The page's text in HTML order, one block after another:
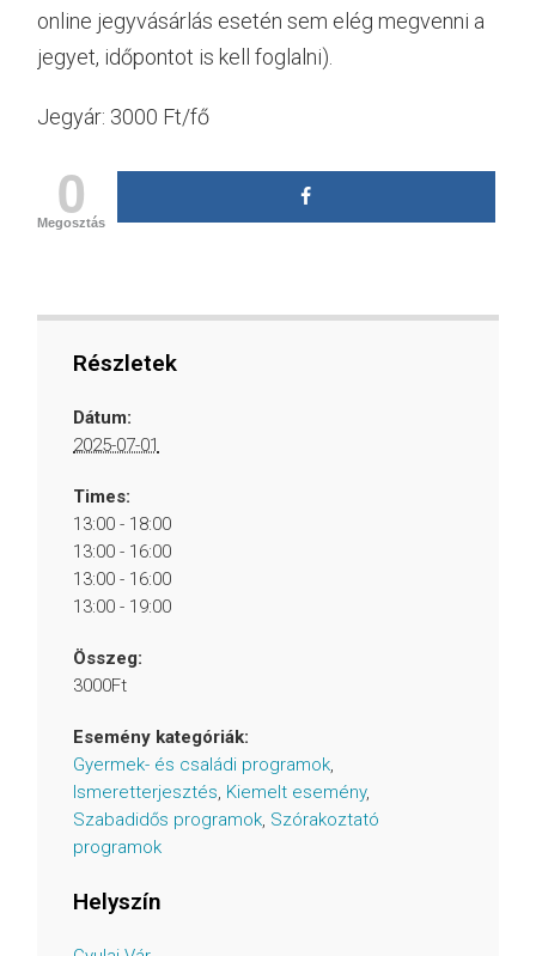
online jegyvásárlás esetén sem elég megvenni a
jegyet, időpontot is kell foglalni).
Jegyár: 3000 Ft/fő
0
Megosztás
Részletek
Dátum:
2025-07-01
Times:
13:00 - 18:00
13:00 - 16:00
13:00 - 16:00
13:00 - 19:00
Összeg:
3000Ft
Esemény kategóriák:
Gyermek- és családi programok,
Ismeretterjesztés, Kiemelt esemény,
Szabadidős programok, Szórakoztató
programok
Helyszín